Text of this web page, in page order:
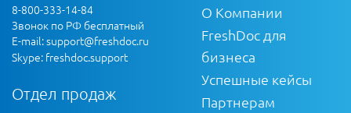
8-800-333-14-84
Звонок по РФ бесплатный
E-mail:support@freshdoc.ru
Skype: freshdoc.support
Отдел продаж
О Компании
FreshDoc для
бизнеса
Успешные кейсы
Партнерам